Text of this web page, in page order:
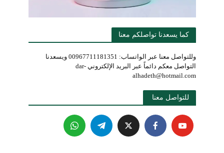
كما يسعدنا تواصلكم معنا
وللتواصل معنا عبر الواتساب: 00967711181351 ويسعدنا
التواصل معكم دائماً عبر البريد الإلكتروني dar-
alhadeth@hotmail.com
للتواصل معنا